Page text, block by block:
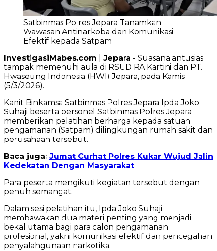
Satbinmas Polres Jepara Tanamkan
Wawasan Antinarkoba dan Komunikasi
Efektif kepada Satpam
InvestigasiMabes.com
Jepara - Suasana antusias
tampak memenuhi aula di RSUD RA Kartini dan PT.
Hwaseung Indonesia (HWI) Jepara, pada Kamis
(5/3/2026).
Kanit Binkamsa Satbinmas Polres Jepara Ipda Joko
Suhaji beserta personel Satbinmas Polres Jepara
memberikan pelatihan berharga kepada satuan
pengamanan (Satpam) dilingkungan rumah sakit dan
perusahaan tersebut.
Baca juga: Jumat Curhat Polres Kukar Wujud Jalin
Kedekatan Dengan Masyarakat
Para peserta mengikuti kegiatan tersebut dengan
penuh semangat.
Dalam sesi pelatihan itu, Ipda Joko Suhaji
membawakan dua materi penting yang menjadi
bekal utama bagi para calon pengamanan
profesional, yakni komunikasi efektif dan pencegahan
penyalahgunaan narkotika.